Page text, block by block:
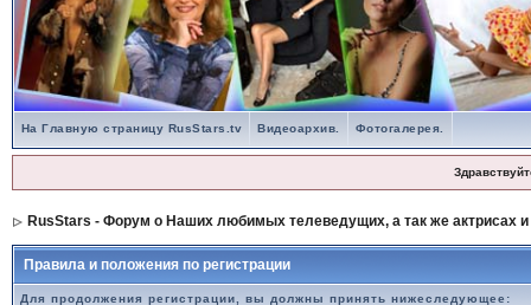
На Главную страницу RusStars.tv Видеоархив. Фотогалерея.
RusStars - Форум о Наших любимых телеведущих, а так же актрисах и
Правила и положения по регистрации
Для продолжения регистрации, вы должны принять нижеследующее: